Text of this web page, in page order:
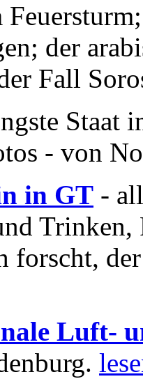
der
Fall
Staat
- von
in GT -
forscht,
Luft-